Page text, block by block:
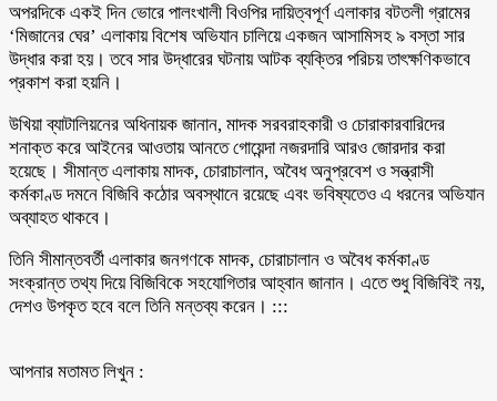
অপরদিকে একই দিন ভোরে পালংখালী বিওপির দায়িত্বপূর্ণ এলাকার বটতলী গ্রামের
‘মিজানের ঘের’ এলাকায় বিশেষ অভিযান চালিয়ে একজন আসামিসহ ৯ বস্তা সার
উদ্ধার করা হয়। তবে সার উদ্ধারের ঘটনায় আটক ব্যক্তির পরিচয় তাৎক্ষণিকভাবে
প্রকাশ করা হয়নি।
উখিয়া ব্যাটালিয়নের অধিনায়ক জানান, মাদক সরবরাহকারী ও চোরাকারবারিদের
শনাক্ত করে আইনের আওতায় আনতে গোয়েন্দা নজরদারি আরও জোরদার করা
হয়েছে। সীমান্ত এলাকায় মাদক, চোরাচালান, অবৈধ অনুপ্রবেশ ও সন্ত্রাসী
কর্মকাণ্ড দমনে বিজিবি কঠোর অবস্থানে রয়েছে এবং ভবিষ্যতেও এ ধরনের অভিযান
অব্যাহত থাকবে।
তিনি সীমান্তবর্তী এলাকার জনগণকে মাদক, চোরাচালান ও অবৈধ কর্মকাণ্ড
সংক্রান্ত তথ্য দিয়ে বিজিবিকে সহযোগিতার আহ্বান জানান। এতে শুধু বিজিবিই নয়,
দেশও উপকৃত হবে বলে তিনি মন্তব্য করেন। :::
আপনার মতামত লিখুন :